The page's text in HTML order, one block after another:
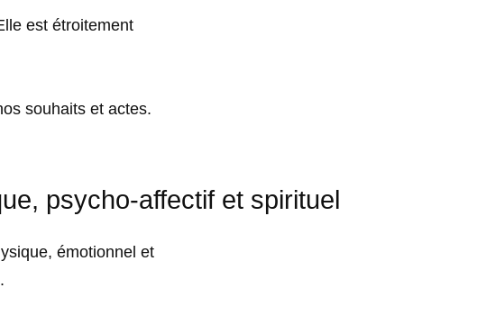
est étroitement
souhaits et actes.
psycho-affectif et spirituel
émotionnel et